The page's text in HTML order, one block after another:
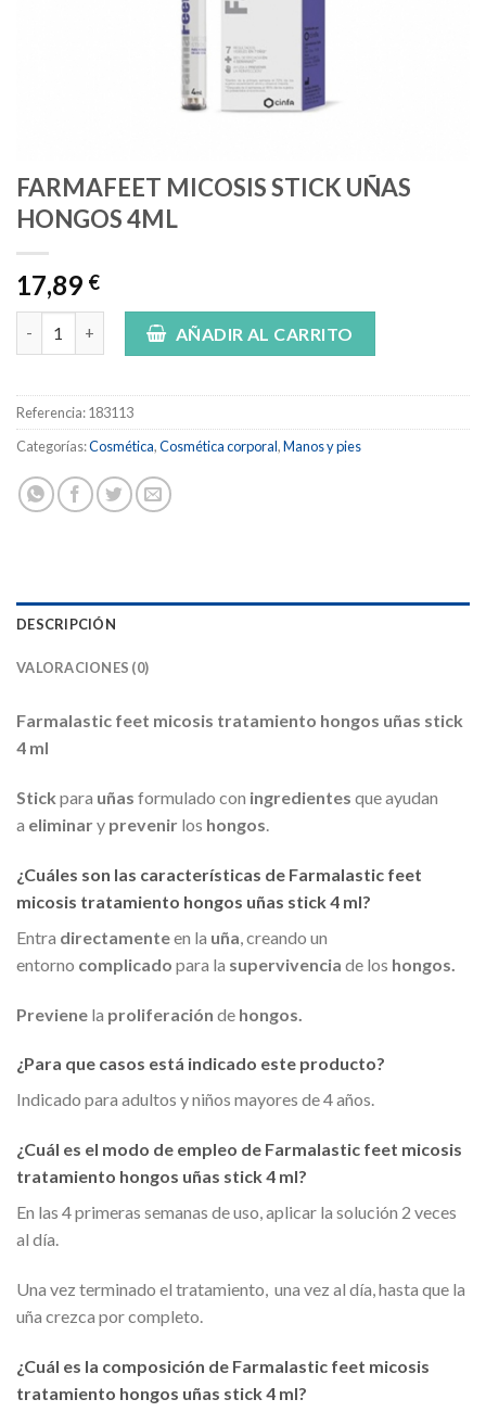
FARMAFEET MICOSIS STICK UÑAS
HONGOS 4ML
17,89 €
FARMAFEET MICOSIS STICK UÑAS HONGOS 4ML cantidad
AÑADIR AL CARRITO
Referencia:183113
Categorías:Cosmética,Cosmética corporal,Manos y pies
DESCRIPCIÓN
VALORACIONES (0)
Farmalastic feet micosis tratamiento hongos uñas stick
4 ml
Stick para uñas formulado con ingredientes que ayudan
a eliminary prevenir los hongos.
¿Cuáles son las características de Farmalastic feet
micosis tratamiento hongos uñas stick 4 ml?
Entra directamenteen la uña, creando un
entorno complicado para la supervivencia de los hongos.
Previene la proliferación de hongos.
¿Para que casos está indicado este producto?
Indicado para adultos y niños mayores de 4 años.
¿Cuál es el modo de empleo de Farmalastic feet micosis
tratamiento hongos uñas stick 4 ml?
En las 4 primeras semanas de uso, aplicar la solución 2 veces
al día.
Una vez terminado el tratamiento, una vez al día, hasta que la
uña crezca por completo.
¿Cuál es la composición de Farmalastic feet micosis
tratamiento hongos uñas stick 4 ml?